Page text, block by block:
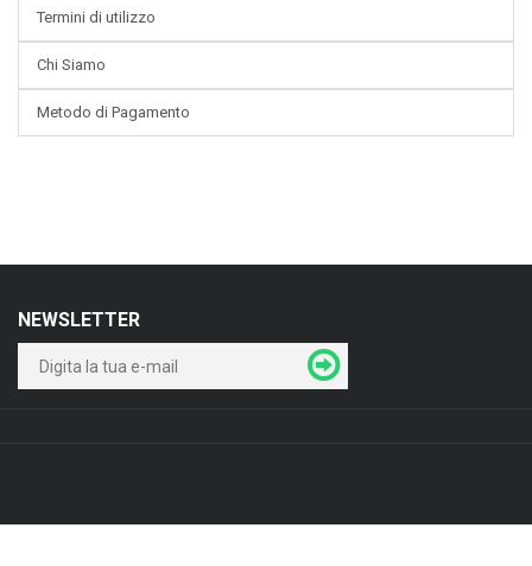
Termini di utilizzo
Chi Siamo
Metodo di Pagamento
NEWSLETTER